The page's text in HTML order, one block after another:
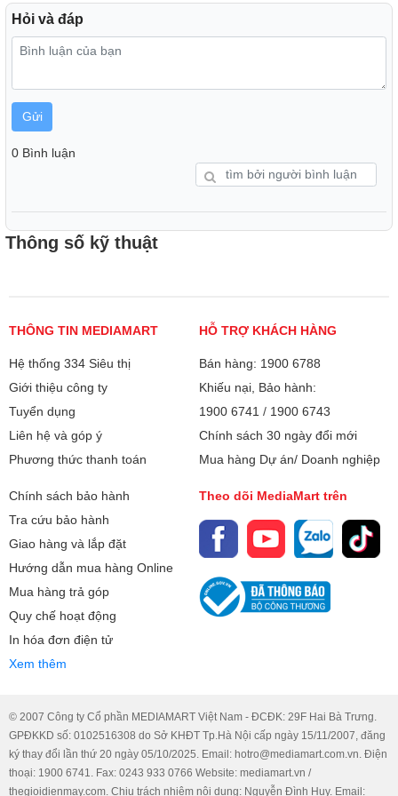
Khả năng tương thích đa quốc gia
Sạc cùng lúc 2 thiết bị
Cốc sạc được trang bị 2 cổng output USB và Type-C, cho
phép sạc 2 thiết bị cùng lúc, tiết kiệm thời gian cho người
Samsung, Huawei…)mà còn dùng được cho máy tính
bảng, máy ảnh và các thiết bị USB khác.
Tích hợp nhiều chuẩn sạc nhanh
Bộ sạc HC-H18 tích hợp công nghệ chuẩn sạc nhanh
Power Delivery (PD) 3.0, Quick Charge 3.0, Huawei
FCP/SCP, Samsung AFC…
Cổng Type-C được tích hợp công nghệ PD 3.0 hỗ trợ sạc
nhanh cho thiết bị lên tới 50% pin chỉ sau 30 phút. Ngoài ra,
các công nghệ sạc nhanh như Quick Charge 3.0 cho phép
quả sạc pin.
Cốc sạc có cảm biến tự động điều chỉnh đầu ra năng lượng
một cách an toàn và hiệu quả cho các thiết bị tương thích,
với công suất tối đa lên đến 18W.
Hỏi và đáp
Gửi
0 Bình luận
Thông số kỹ thuật
THÔNG TIN MEDIAMART
Hệ thống 334 Siêu thị
Giới thiệu công ty
Tuyển dụng
Liên hệ và góp ý
Phương thức thanh toán
HỖ TRỢ KHÁCH HÀNG
Bán hàng: 1900 6788
Khiếu nại, Bảo hành:
1900 6741 / 1900 6743
Chính sách 30 ngày đổi mới
Mua hàng Dự án/ Doanh nghiệp
Chính sách bảo hành
Tra cứu bảo hành
Giao hàng và lắp đặt
Hướng dẫn mua hàng Online
Mua hàng trả góp
Quy chế hoạt động
In hóa đơn điện tử
Xem thêm
Theo dõi MediaMart trên
© 2007 Công ty Cổ phần MEDIAMART Việt Nam - ĐCĐK: 29F Hai Bà Trưng.
GPĐKKD số: 0102516308 do Sở KHĐT Tp.Hà Nội cấp ngày 15/11/2007, đăng
ký thay đổi lần thứ 20 ngày 05/10/2025. Email: hotro@mediamart.com.vn. Điện
thoại: 1900 6741. Fax: 0243 933 0766 Website: mediamart.vn /
thegioidienmay.com. Chịu trách nhiệm nội dung: Nguyễn Đình Huy. Email: